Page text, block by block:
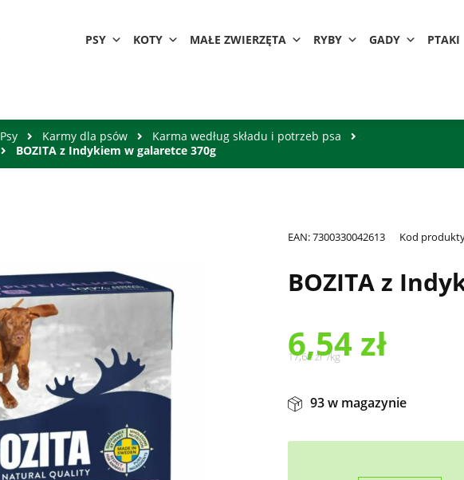
PSY KOTY MAŁE ZWIERZĘTA RYBY GADY PTAKI
Psy Karmy dla psów
Karma według składu i potrzeb psa
BOZITA z Indykiem w galaretce 370g
EAN:7300330042613 Kod
BOZITA z
6,54 zł
17,68zł /kg
93 w magazynie